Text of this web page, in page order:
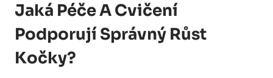
Jaká Péče A Cvičení
Podporují Správný Růst
Kočky?